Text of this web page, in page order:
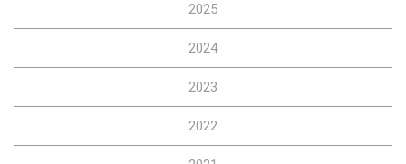
2025
2024
2023
2022